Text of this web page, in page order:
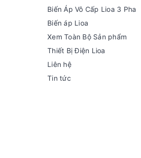
Biến Áp Vô Cấp Lioa 3 Pha
Biến áp Lioa
Xem Toàn Bộ Sản phẩm
Thiết Bị Điện Lioa
Liên hệ
Tin tức